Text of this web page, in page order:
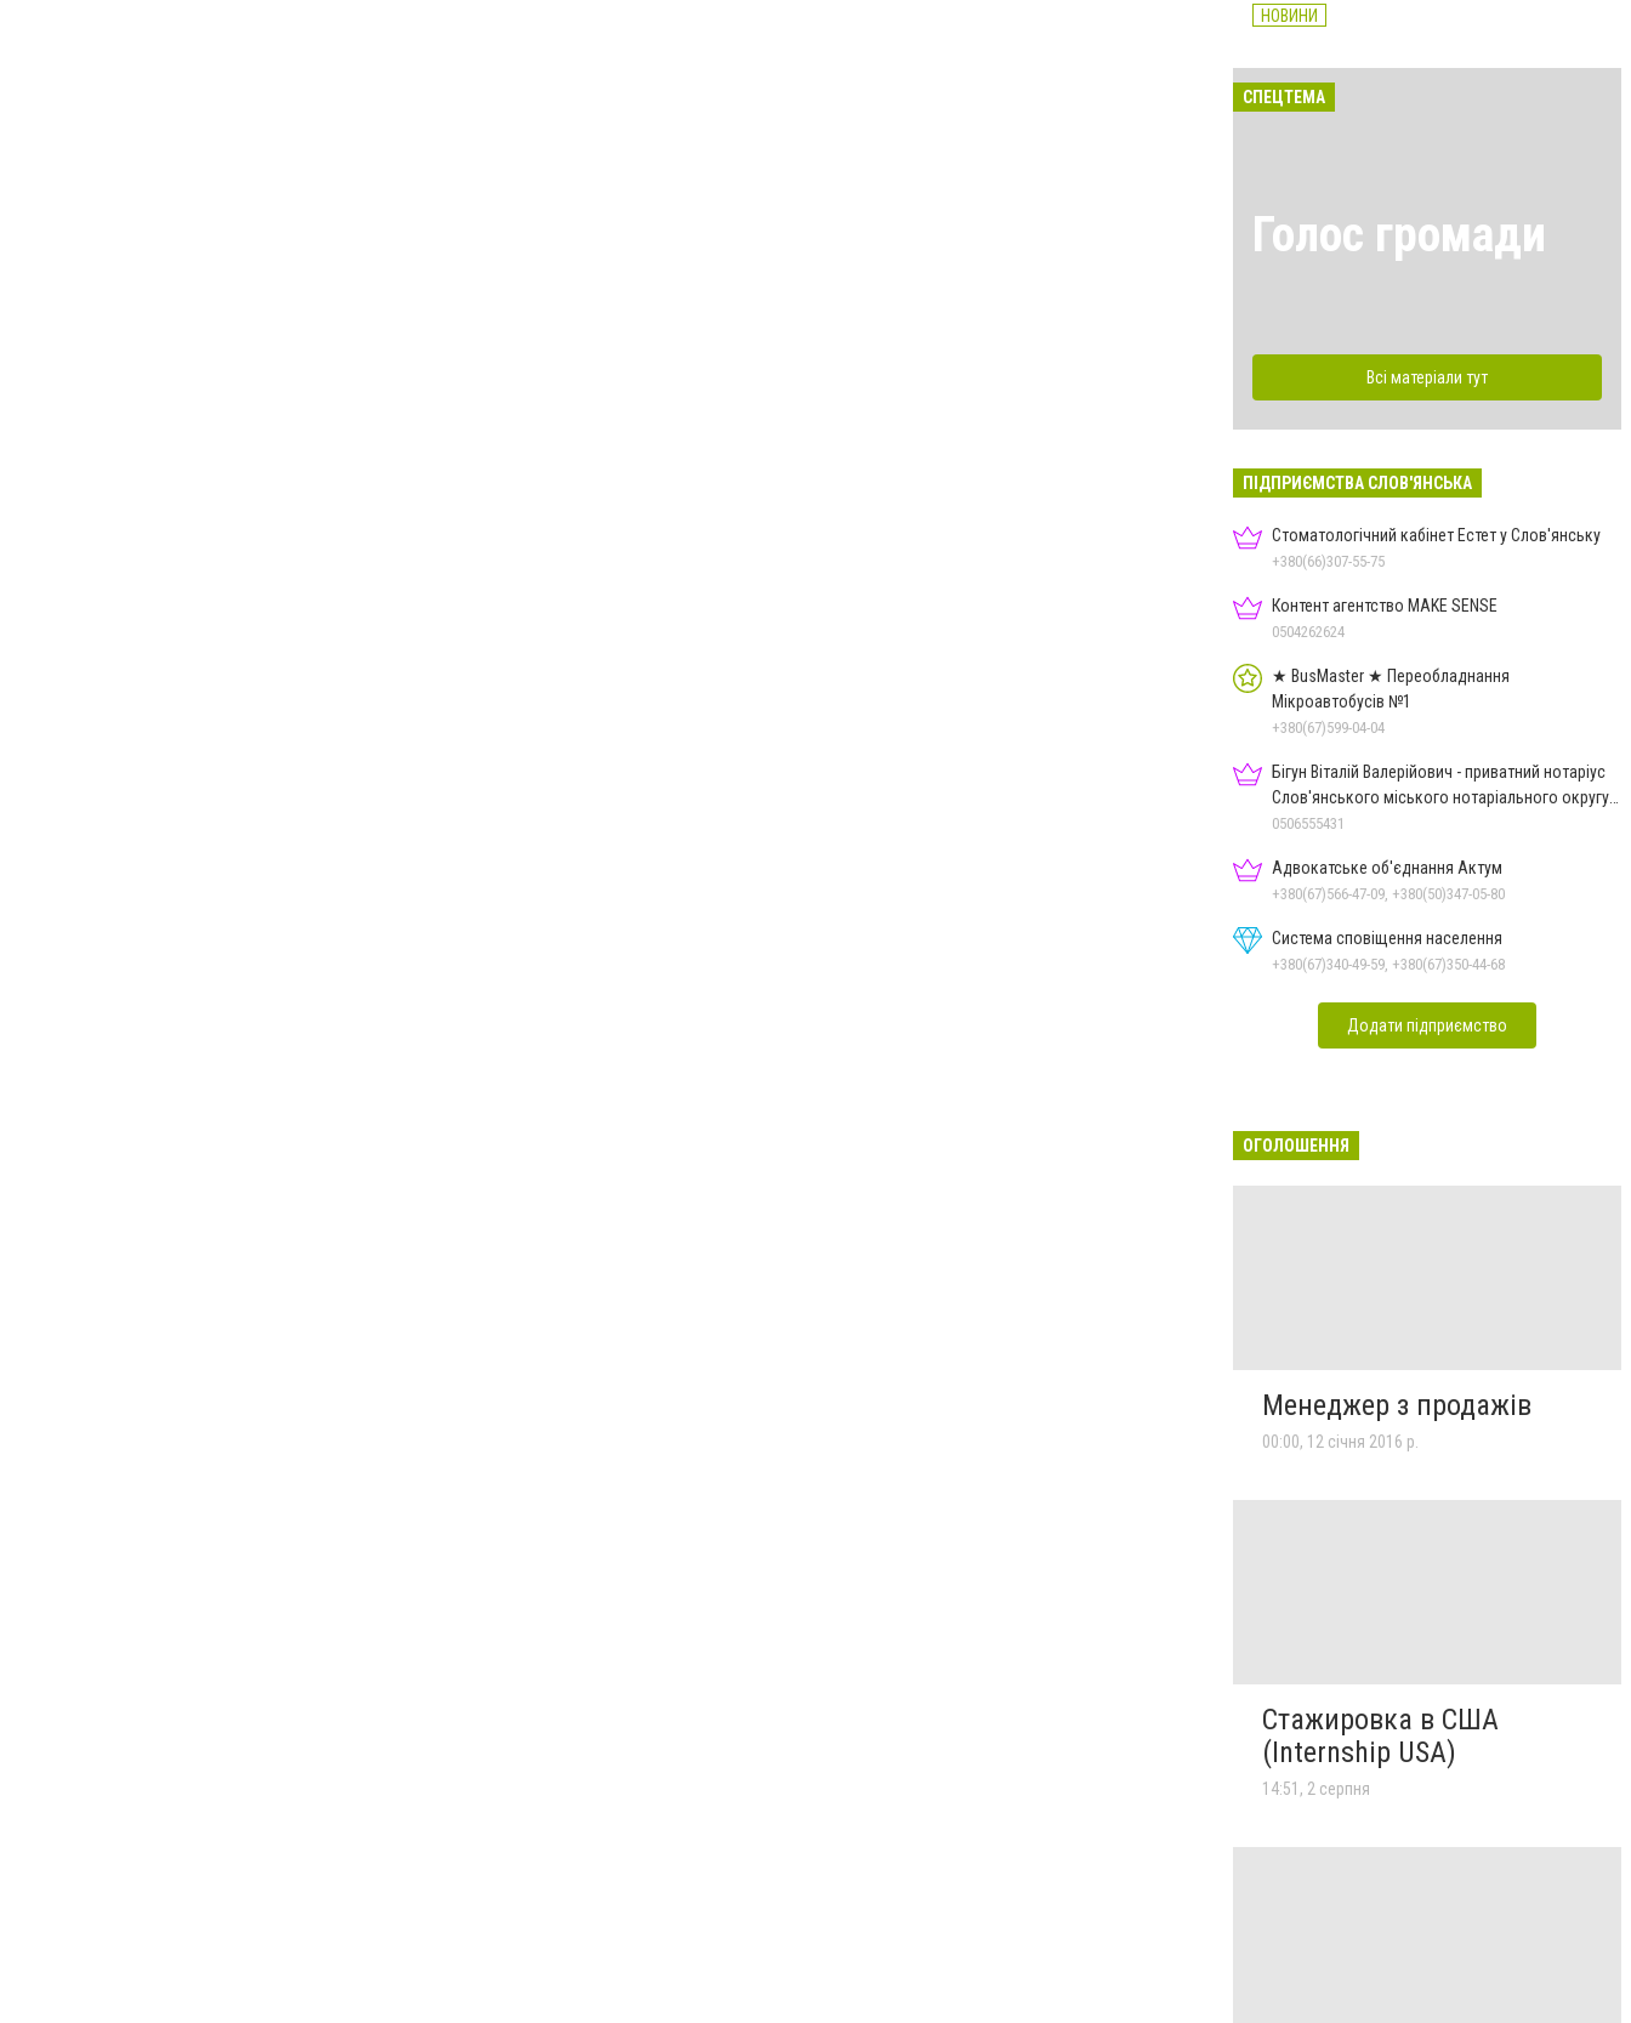
НОВИНИ
СПЕЦТЕМА
Голос громади
Всі матеріали тут
ПІДПРИЄМСТВА СЛОВ'ЯНСЬКА
Стоматологічний кабінет Естет у Слов'янську
+380(66)307-55-75
Контент агентство MAKE SENSE
0504262624
★ BusMaster ★ Переобладнання
Мікроавтобусів №1
+380(67)599-04-04
Бігун Віталій Валерійович - приватний нотаріус
Слов'янського міського нотаріального округу
Дон.обл.
0506555431
Адвокатське об'єднання Актум
+380(67)566-47-09, +380(50)347-05-80
Система сповіщення населення
+380(67)340-49-59, +380(67)350-44-68
Додати підприємство
ОГОЛОШЕННЯ
Менеджер з продажів
00:00, 12 січня 2016 р.
Стажировка в США
(Internship USA)
14:51, 2 серпня